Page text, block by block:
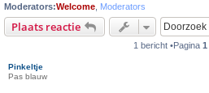
Moderators:Welcome Moderators
Plaats reactie
1 bericht •Pagina 1
Pinkeltje
Pas blauw